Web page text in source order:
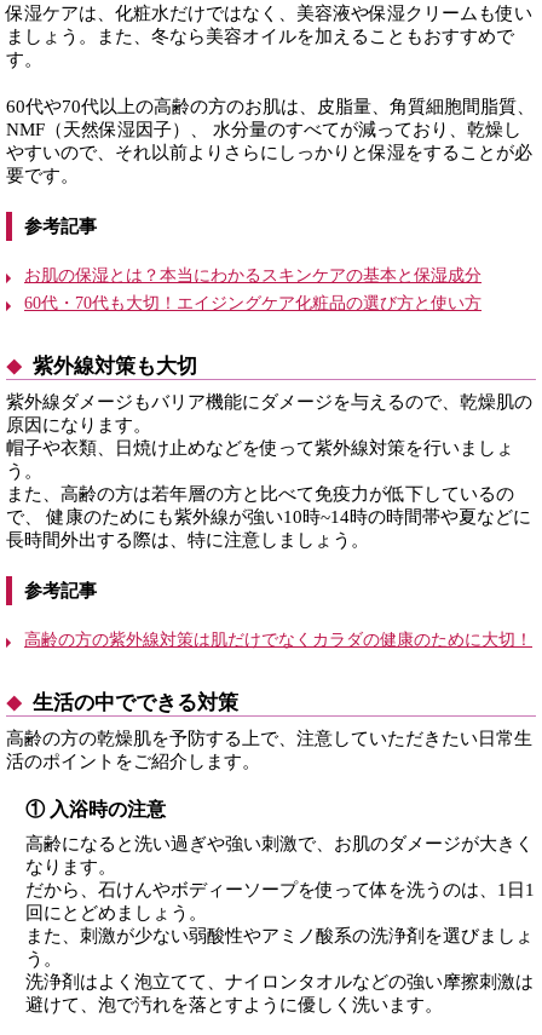
保湿ケアは、化粧水だけではなく、美容液や保湿クリームも使い
ましょう。また、冬なら美容オイルを加えることもおすすめで
す。
60代や70代以上の高齢の方のお肌は、皮脂量、角質細胞間脂質、
NMF（天然保湿因子）、 水分量のすべてが減っており、乾燥し
やすいので、それ以前よりさらにしっかりと保湿をすることが必
要です。
参考記事
お肌の保湿とは？本当にわかるスキンケアの基本と保湿成分
60代・70代も大切！エイジングケア化粧品の選び方と使い方
紫外線対策も大切
紫外線ダメージもバリア機能にダメージを与えるので、乾燥肌の
原因になります。
帽子や衣類、日焼け止めなどを使って紫外線対策を行いましょ
う。
また、高齢の方は若年層の方と比べて免疫力が低下しているの
で、 健康のためにも紫外線が強い10時~14時の時間帯や夏などに
長時間外出する際は、特に注意しましょう。
参考記事
高齢の方の紫外線対策は肌だけでなくカラダの健康のために大切！
生活の中でできる対策
高齢の方の乾燥肌を予防する上で、注意していただきたい日常生
活のポイントをご紹介します。
① 入浴時の注意
高齢になると洗い過ぎや強い刺激で、お肌のダメージが大きく
なります。
だから、石けんやボディーソープを使って体を洗うのは、1日1
回にとどめましょう。
また、刺激が少ない弱酸性やアミノ酸系の洗浄剤を選びましょ
う。
洗浄剤はよく泡立てて、ナイロンタオルなどの強い摩擦刺激は
避けて、泡で汚れを落とすように優しく洗います。